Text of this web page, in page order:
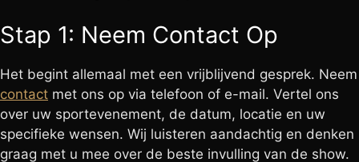
Stap 1: Neem Contact Op
Het begint allemaal met een vrijblijvend gesprek. Neem
contact met ons op via telefoon of e-mail. Vertel ons
over uw sportevenement, de datum, locatie en uw
specifieke wensen. Wij luisteren aandachtig en denken
graag met u mee over de beste invulling van de show.